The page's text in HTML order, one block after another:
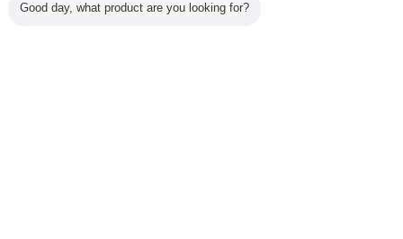
Все продукты
Good day, what product are you looking for?